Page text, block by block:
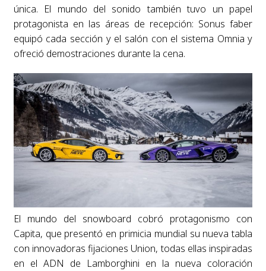
única. El mundo del sonido también tuvo un papel
protagonista en las áreas de recepción: Sonus faber
equipó cada sección y el salón con el sistema Omnia y
ofreció demostraciones durante la cena.
El mundo del snowboard cobró protagonismo con
Capita, que presentó en primicia mundial su nueva tabla
con innovadoras fijaciones Union, todas ellas inspiradas
en el ADN de Lamborghini en la nueva coloración